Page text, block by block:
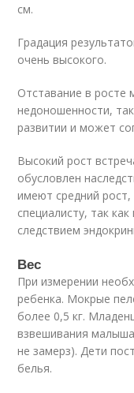
см.
Градация
очень высокого.
Отставание в росте
недоношенности,
развитии и может
Высокий рост
обусловлен
имеют средний рост,
специалисту, так
следствием
Вес
При измерении
ребенка. Мокрые
более 0,5 кг.
взвешивания
не замерз). Дети
белья.